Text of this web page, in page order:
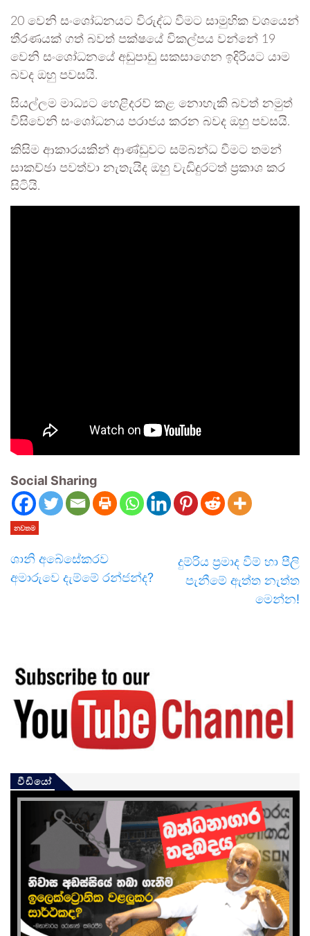
20 වෙනි සංශෝධනයට විරුද්ධ වීමට සාමුහික වශයෙන්
තීරණයක් ගත් බවත් පක්ෂයේ විකල්පය වන්නේ 19
වෙනි සංශෝධනයේ අඩුපාඩු සකසාගෙන ඉදිරියට යාම
බවද ඔහු පවසයි.
සියල්ලම මාධ්‍යට හෙළිදරව් කළ නොහැකි බවත් නමුත්
විසිවෙනි සංශෝධනය පරාජය කරන බවද ඔහු පවසයි.
කිසිම ආකාරයකින් ආණ්ඩුවට සම්බන්ධ වීමට තමන්
සාකච්ඡා පවත්වා නැතැයිද ඔහු වැඩිදුරටත් ප්‍රකාශ කර
සිටියි.
Social Sharing
නවතම
ශානි අබේසේකරව
අමාරුවෙ දැම්මේ රන්ජන්ද?
දුම්රිය ප්‍රමාද වීම් හා පීලි
පැනීමේ ඇත්ත නැත්ත
මෙන්න!
වීඩියෝ